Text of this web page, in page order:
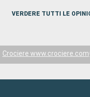
VERDERE TUTTI LE
Crociere www.crociere.com